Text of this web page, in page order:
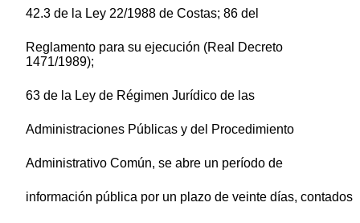
42.3 de la Ley 22/1988 de Costas; 86 del
Reglamento para su ejecución (Real Decreto
1471/1989);
63 de la Ley de Régimen Jurídico de las
Administraciones Públicas y del Procedimiento
Administrativo Común, se abre un período de
información pública por un plazo de veinte días, contados